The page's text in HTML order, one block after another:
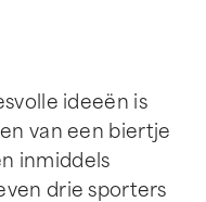
ideeën is
van een biertje
inmiddels
drie sporters